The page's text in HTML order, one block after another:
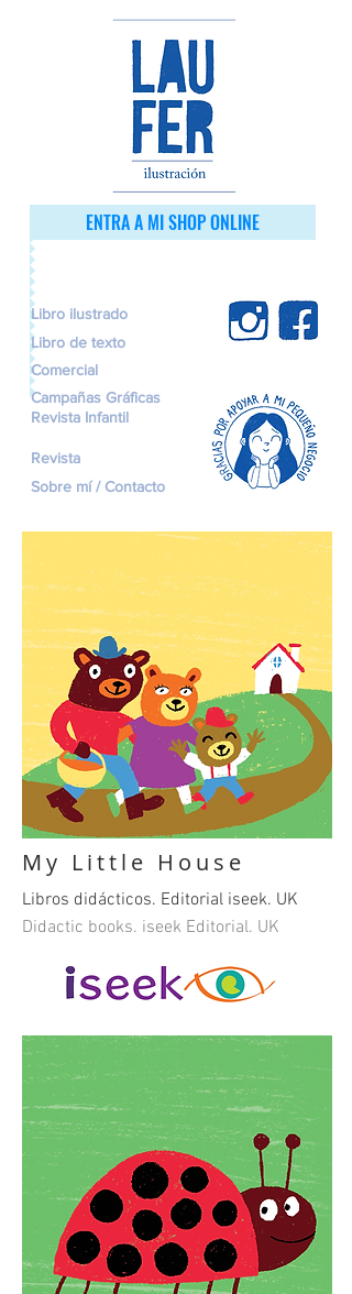
ENTRA A MI SHOP ONLINE
Libro ilustrado
Libro de texto
Comercial
Campañas Gráficas
Revista Infantil
Revista
Sobre mí / Contacto
My Little House
Libros didácticos. Editorial iseek. UK
Didactic books. iseek Editorial. UK